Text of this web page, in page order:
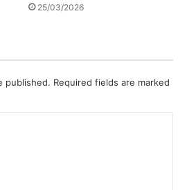
25/03/2026
published. Required fields are marked